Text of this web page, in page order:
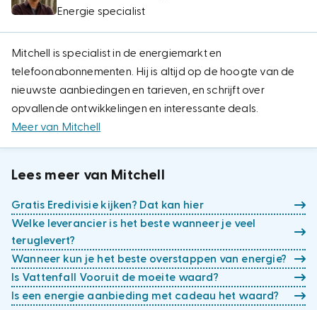
Energie specialist
Mitchell is specialist in de energiemarkt en
telefoonabonnementen. Hij is altijd op de hoogte van de
nieuwste aanbiedingen en tarieven, en schrijft over
opvallende ontwikkelingen en interessante deals.
Meer van Mitchell
Lees meer van Mitchell
Gratis Eredivisie kijken? Dat kan hier
Welke leverancier is het beste wanneer je veel
teruglevert?
Wanneer kun je het beste overstappen van energie?
Is Vattenfall Vooruit de moeite waard?
Is een energie aanbieding met cadeau het waard?